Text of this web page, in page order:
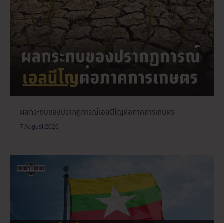
ผลกระทบของปรากฏการณ์เอลนีโญต่อภาคการเกษตร
7 August 2026